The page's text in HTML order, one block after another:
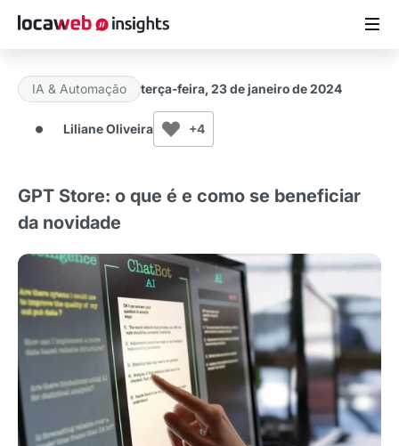
ARTIGOS
MATERIAIS GRATUITOS
ESTUDOS
CASES DE SUCESSO
LOCAWEB.COM.BR
IA & Automação terça-feira, 23 de janeiro de 2024
Liliane Oliveira +4
GPT Store: o que é e como se beneficiar
da novidade